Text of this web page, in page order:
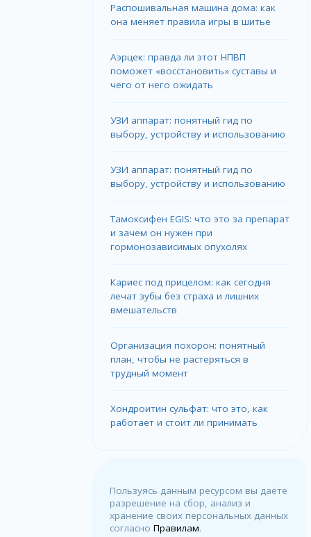
Распошивальная машина дома: как
она меняет правила игры в шитье
Аэрцек: правда ли этот НПВП
поможет «восстановить» суставы и
чего от него ожидать
УЗИ аппарат: понятный гид по
выбору, устройству и использованию
УЗИ аппарат: понятный гид по
выбору, устройству и использованию
Тамоксифен EGIS: что это за препарат
и зачем он нужен при
гормонозависимых опухолях
Кариес под прицелом: как сегодня
лечат зубы без страха и лишних
вмешательств
Организация похорон: понятный
план, чтобы не растеряться в
трудный момент
Хондроитин сульфат: что это, как
работает и стоит ли принимать
Пользуясь данным ресурсом вы даёте
разрешение на сбор, анализ и
хранение своих персональных данных
согласноПравилам.